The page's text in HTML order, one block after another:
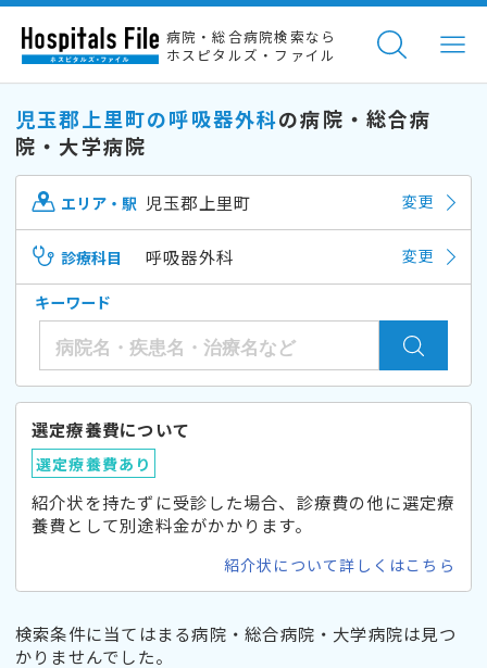
病院・総合病院検索なら
ホスピタルズ・ファイル
児玉郡上里町の呼吸器外科の病院・総合病
院・大学病院
エリア・駅 児玉郡上里町 変更
診療科目 呼吸器外科 変更
キーワード
選定療養費について
選定療養費あり
紹介状を持たずに受診した場合、診療費の他に選定療
養費として別途料金がかかります。
紹介状について詳しくはこちら
検索条件に当てはまる病院・総合病院・大学病院は見つ
かりませんでした。